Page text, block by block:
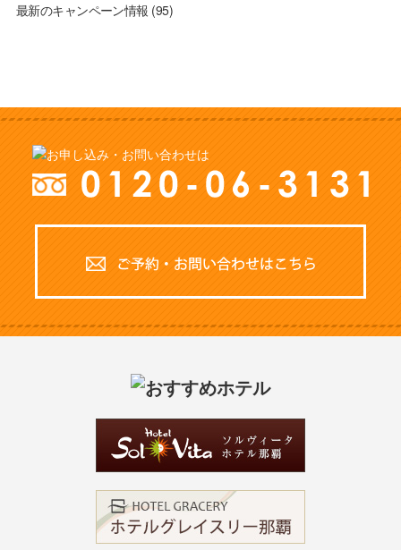
最新のキャンペーン情報 (95)